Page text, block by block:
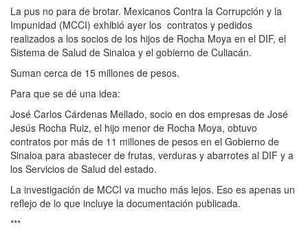
La pus no para de brotar. Mexicanos Contra la Corrupción y la
Impunidad (MCCI) exhibió ayer los contratos y pedidos
realizados a los socios de los hijos de Rocha Moya en el DIF, el
Sistema de Salud de Sinaloa y el gobierno de Culiacán.
Suman cerca de 15 millones de pesos.
Para que se dé una idea:
José Carlos Cárdenas Mellado, socio en dos empresas de José
Jesús Rocha Ruiz, el hijo menor de Rocha Moya, obtuvo
contratos por más de 11 millones de pesos en el Gobierno de
Sinaloa para abastecer de frutas, verduras y abarrotes al DIF y a
los Servicios de Salud del estado.
La investigación de MCCI va mucho más lejos. Eso es apenas un
reflejo de lo que incluye la documentación publicada.
***